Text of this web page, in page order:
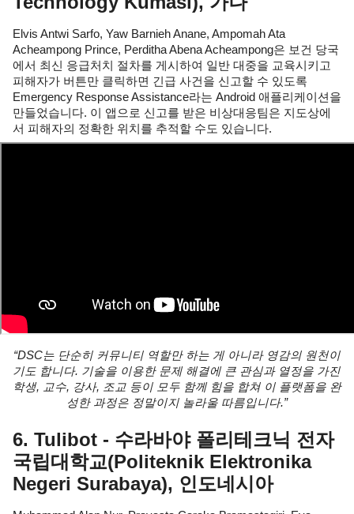
Elvis Antwi Sarfo, Yaw Barnieh Anane, Ampomah Ata
Acheampong Prince, Perditha Abena Acheampong은 보건 당국
에서 최신 응급처치 절차를 게시하여 일반 대중을 교육시키고
피해자가 버튼만 클릭하면 긴급 사건을 신고할 수 있도록
Emergency Response Assistance라는 Android 애플리케이션을
만들었습니다. 이 앱으로 신고를 받은 비상대응팀은 지도상에
서 피해자의 정확한 위치를 추적할 수도 있습니다.
“DSC는 단순히 커뮤니티 역할만 하는 게 아니라 영감의 원천이
기도 합니다. 기술을 이용한 문제 해결에 큰 관심과 열정을 가진
학생, 교수, 강사, 조교 등이 모두 함께 힘을 합쳐 이 플랫폼을 완
성한 과정은 정말이지 놀라울 따름입니다.”
6. Tulibot - 수라바야 폴리테크닉 전자
국립대학교(Politeknik Elektronika
Negeri Surabaya), 인도네시아